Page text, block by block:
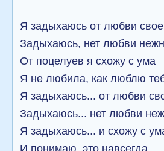
Я задыхаюсь от любви
Задыхаюсь, нет любви
От поцелуев я схожу с ума
Я не любила, как люблю
Я задыхаюсь... от любви
Задыхаюсь... нет любви
Я задыхаюсь... и схожу с
И понимаю, это навсегда....